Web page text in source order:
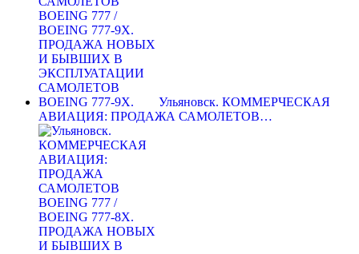
Ульяновск. КОММЕРЧЕСКАЯ
АВИАЦИЯ: ПРОДАЖА САМОЛЕТОВ…